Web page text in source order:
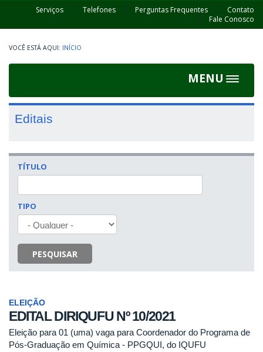
Serviços Telefones Perguntas Frequentes
Contato
Fale Conosco
INÍCIO
MENU
Toggle
Editais
TÍTULO
TIPO
PESQUISAR
ELEIÇÃO
EDITAL DIRIQUFU Nº 10/2021
Eleição para 01 (uma) vaga para Coordenador do Programa de
Pós-Graduação em Química - PPGQUI, do IQUFU